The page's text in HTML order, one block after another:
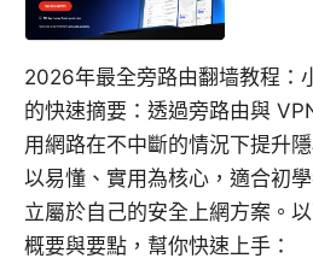
2026年最全旁路由翻墙教程：
的快速摘要：透過旁路由與
用網路在不中斷的情況下提升
以易懂、實用為核心，適合初
立屬於自己的安全上網方案。
概要與要點，幫你快速上手：